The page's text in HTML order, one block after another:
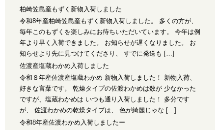
柏崎笠島産もずく新物入荷しました
令和8年産柏崎笠島産もずく新物入荷しました。 多くの方が、
毎年このもずくを楽しみにお待ちいただいています。 今年は例
年より早く入荷できました。 お知らせが遅くなりました。 お
知らせより先に見つけてくださり、 すでに発送も […]
佐渡産塩蔵わかめ入荷しました
令和８年産佐渡産塩蔵わかめ 新物入荷しました！ 新物入荷、
好きな言葉です。 乾燥タイプの佐渡わかめは数が 少なかった
ですが、塩蔵わかめは いつも通り入荷しました！ 多分です
が、 佐渡わかめの乾燥タイプは、 色が綺麗じゃな […]
令和8年産佐渡わかめ入荷しましたー